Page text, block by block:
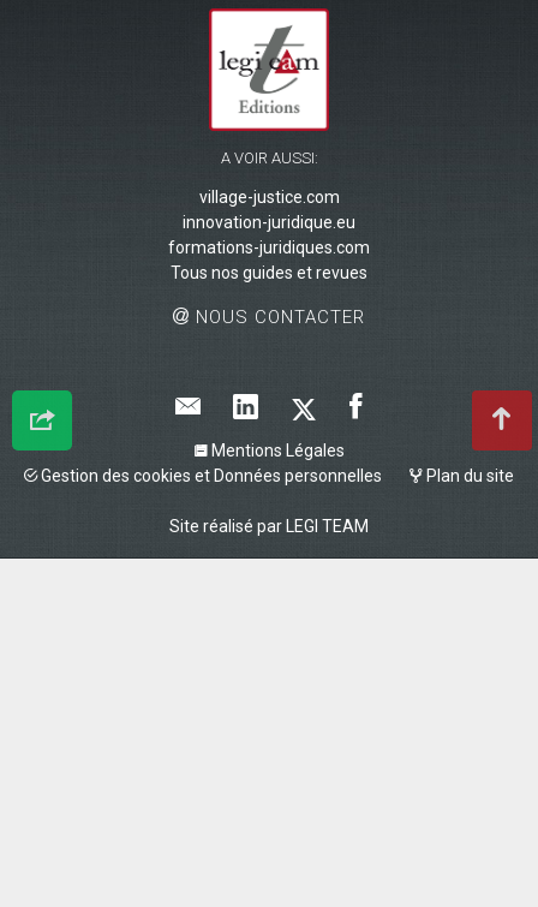
A VOIR AUSSI:
village-justice.com
innovation-juridique.eu
formations-juridiques.com
Tous nos guides et revues
NOUS CONTACTER
Mentions Légales
Gestion des cookies et Données personnelles
Plan du site
Site réalisé par LEGI TEAM